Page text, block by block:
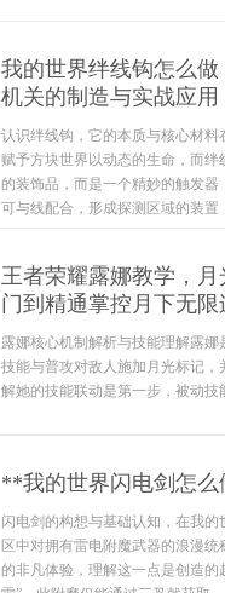
我的世界绊线钩怎么
机关的制造与实战应用
认识绊线钩，它的本质与核心材
赋予方块世界以动态的生命，而
的装饰品，而是一个精妙的触发
可与线配合，形成探测区域的装置
王者荣耀露娜教学，
门到精通掌控月下无限
露娜核心机制解析与技能理解露
技能与普攻对敌人施加月光标记
解她的技能联动是第一步，被动技
**我的世界闪电剑怎
闪电剑的构想与基础认知，在我
区中对拥有雷电附魔武器的浪漫
的非凡体验，理解这一点是创造